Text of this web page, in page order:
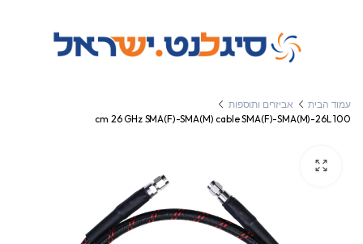
עמוד הבית
אביזרים ותוספות
100 cm 26 GHz SMA(F)-SMA(M) cable SMA(F)-SMA(M)-26L